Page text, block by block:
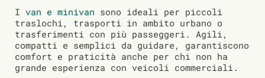
I van e minivan sono ideali per piccoli
traslochi, trasporti in ambito urbano o
trasferimenti con più passeggeri. Agili,
compatti e semplici da guidare, garantiscono
comfort e praticità anche per chi non ha
grande esperienza con veicoli commerciali.